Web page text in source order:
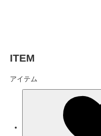
ITEM
アイテム